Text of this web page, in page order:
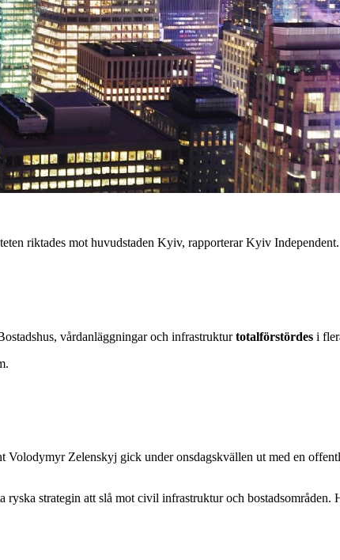
riktades mot huvudstaden Kyiv, rapporterar Kyiv Independent.
vårdanläggningar och infrastrukturtotalförstördes i
Volodymyr Zelenskyj gick under onsdagskvällen ut med en
strategin att slå mot civil infrastruktur och bostadsområden.